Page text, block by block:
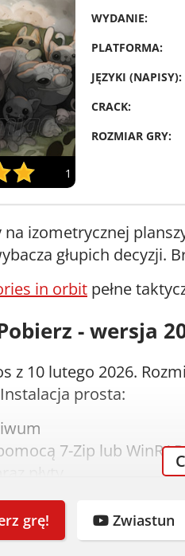
1
WYDANIE:
PLATFORMA:
JĘZYKI (NAPISY):
CRACK:
ROZMIAR GRY:
na izometrycznej
głupich decyzji.
in orbit pełne
- wersja
z 10 lutego 2026.
prosta:
7-Zip lub WinRAR
(crack dodany
grę! Zwiastun